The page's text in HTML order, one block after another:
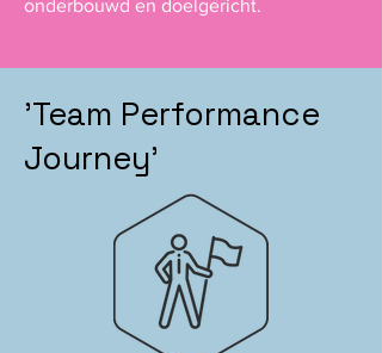
onderbouwd en doelgericht.
'Team Performance
Journey'